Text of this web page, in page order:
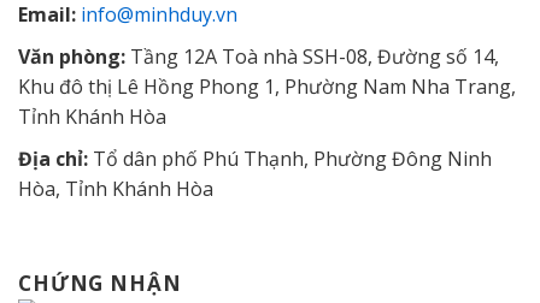
Email: info@minhduy.vn
Văn phòng: Tầng 12A Toà nhà SSH-08, Đường số 14,
Khu đô thị Lê Hồng Phong 1, Phường Nam Nha Trang,
Tỉnh Khánh Hòa
Địa chỉ: Tổ dân phố Phú Thạnh, Phường Đông Ninh
Hòa, Tỉnh Khánh Hòa
CHỨNG NHẬN